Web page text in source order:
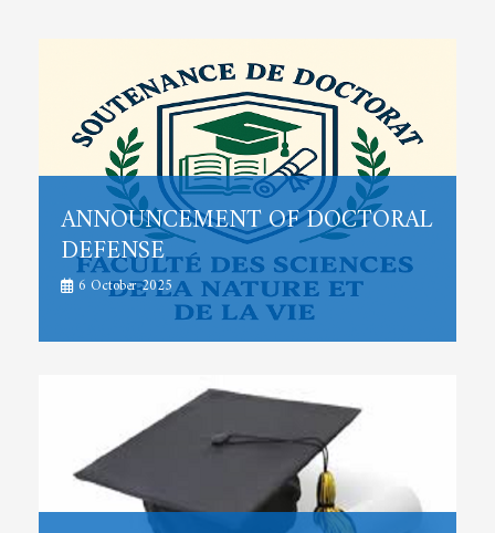
ANNOUNCEMENT OF DOCTORAL
DEFENSE
6 October 2025